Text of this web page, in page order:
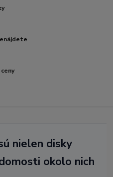
nielen disky
okolo nich